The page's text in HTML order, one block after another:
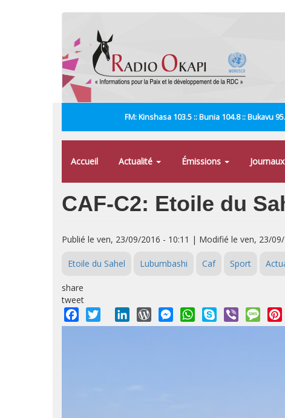
FM: Kinshasa 103.5 :: Bunia 104.8 :: Bukavu
Accueil Actualité Émissions Journaux
CAF-C2: Etoile du
Publié le ven, 23/09/2016 - 10:11 | Modifié le ven, 23/09/
Etoile du Sahel Lubumbashi Caf Sport
share
tweet
Facebook
Twitter LinkedInWordPressMessengerWhatsApp
Skype Viber